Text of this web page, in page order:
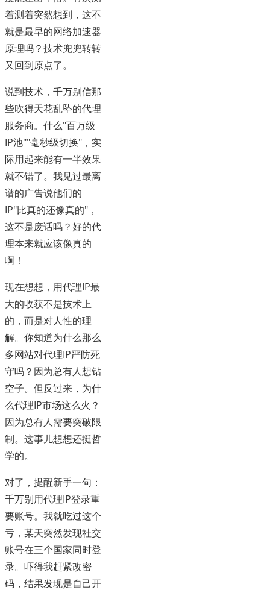
着测着突然想到，这不
就是最早的网络加速器
原理吗？技术兜兜转转
又回到原点了。
说到技术，千万别信那
些吹得天花乱坠的代理
服务商。什么"百万级
IP池""毫秒级切换"，实
际用起来能有一半效果
就不错了。我见过最离
谱的广告说他们的
IP"比真的还像真的"，
这不是废话吗？好的代
理本来就应该像真的
啊！
现在想想，用代理IP最
大的收获不是技术上
的，而是对人性的理
解。你知道为什么那么
多网站对代理IP严防死
守吗？因为总有人想钻
空子。但反过来，为什
么代理IP市场这么火？
因为总有人需要突破限
制。这事儿想想还挺哲
学的。
对了，提醒新手一句：
千万别用代理IP登录重
要账号。我就吃过这个
亏，某天突然发现社交
账号在三个国家同时登
录。吓得我赶紧改密
码，结果发现是自己开